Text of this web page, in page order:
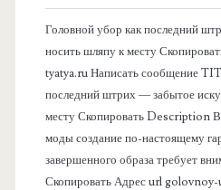
Головной убор как последний
носить шляпу к месту
tyatya.ru Написать сообщение
последний штрих — забытое
месту Скопировать Description
моды создание по-настоящему
завершенного образа требует
Скопировать Адрес url